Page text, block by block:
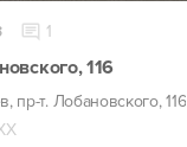
1
116
пр-т. Лобановского, 116